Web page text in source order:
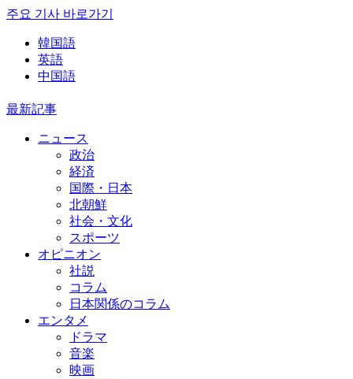
주요 기사 바로가기
韓国語
英語
中国語
最新記事
ニュース
政治
経済
国際・日本
北朝鮮
社会・文化
スポーツ
オピニオン
社説
コラム
日本関係のコラム
エンタメ
ドラマ
音楽
映画